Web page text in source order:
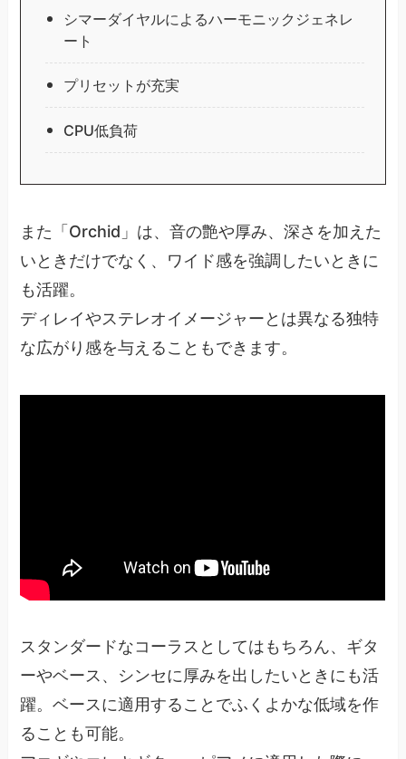
シマーダイヤルによるハーモニックジェネレ
ート
プリセットが充実
CPU低負荷
また「Orchid」は、音の艶や厚み、深さを加えた
いときだけでなく、ワイド感を強調したいときに
も活躍。
ディレイやステレオイメージャーとは異なる独特
な広がり感を与えることもできます。
スタンダードなコーラスとしてはもちろん、ギタ
ーやベース、シンセに厚みを出したいときにも活
躍。ベースに適用することでふくよかな低域を作
ることも可能。